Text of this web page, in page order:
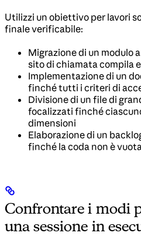
Utilizzi un obiettivo per lavori
finale verificabile:
Migrazione di un modulo
sito di chiamata compila
Implementazione di un
finché tutti i criteri di
Divisione di un file di
focalizzati finché
dimensioni
Elaborazione di un
finché la coda non è
Confrontare i modi
una sessione in